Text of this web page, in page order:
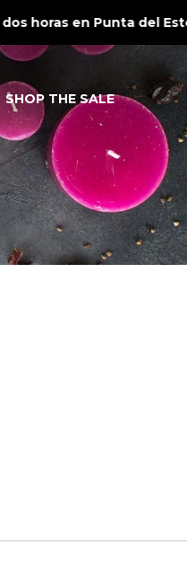
en Punta del
SHOP THE SALE